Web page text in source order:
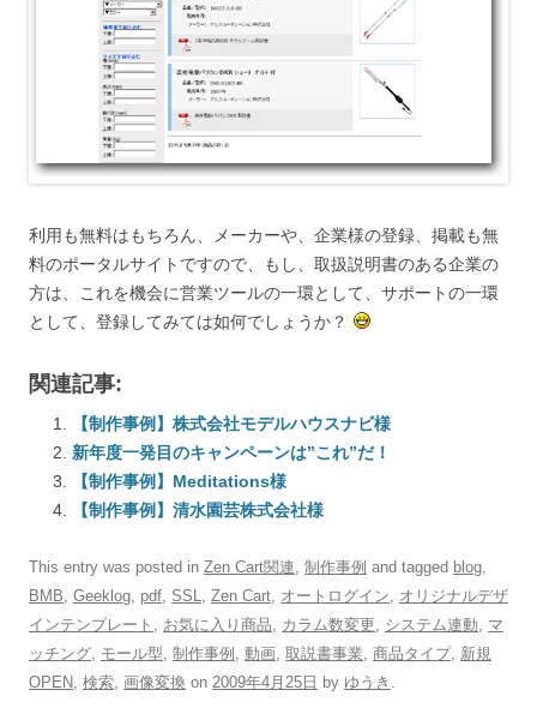
利用も無料はもちろん、メーカーや、企業様の登録、掲載も無
料のポータルサイトですので、もし、取扱説明書のある企業の
方は、これを機会に営業ツールの一環として、サポートの一環
として、登録してみては如何でしょうか？
関連記事:
【制作事例】株式会社モデルハウスナビ様
新年度一発目のキャンペーンは”これ”だ！
【制作事例】Meditations様
【制作事例】清水園芸株式会社様
This entry was posted in Zen Cart関連, 制作事例 and tagged blog,
BMB, Geeklog, pdf, SSL, Zen Cart, オートログイン, オリジナルデザ
インテンプレート , お気に入り商品, カラム数変更, システム連動, マ
ッチング, モール型, 制作事例 , 動画, 取説書事業, 商品タイプ, 新規
OPEN, 検索, 画像変換 on 2009年4月25日 by ゆうき .